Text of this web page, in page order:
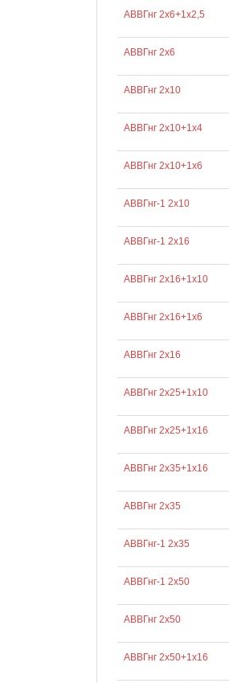
АВВГнг 2х6+1х2,5
АВВГнг 2х6
АВВГнг 2х10
АВВГнг 2х10+1х4
АВВГнг 2х10+1х6
АВВГнг-1 2х10
АВВГнг-1 2х16
АВВГнг 2х16+1х10
АВВГнг 2х16+1х6
АВВГнг 2х16
АВВГнг 2х25+1х10
АВВГнг 2х25+1х16
АВВГнг 2х35+1х16
АВВГнг 2х35
АВВГнг-1 2х35
АВВГнг-1 2х50
АВВГнг 2х50
АВВГнг 2х50+1х16